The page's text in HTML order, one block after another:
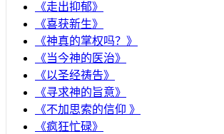
《走出抑郁》
《喜获新生》
《神真的掌权吗？》
《当今神的医治》
《以圣经祷告》
《寻求神的旨意》
《不加思索的信仰 》
《疯狂忙碌》